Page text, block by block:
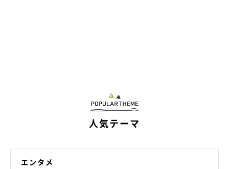
人気テーマ
エンタメ